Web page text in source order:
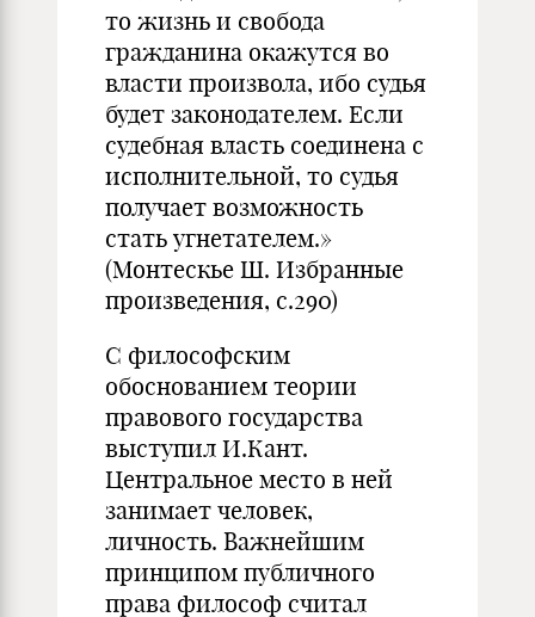
то жизнь и свобода
гражданина окажутся во
власти произвола, ибо судья
будет законодателем. Если
судебная власть соединена с
исполнительной, то судья
получает возможность
стать угнетателем.»
(Монтескье Ш. Избранные
произведения, с.290)
С философским
обоснованием теории
правового государства
выступил И.Кант.
Центральное место в ней
занимает человек,
личность. Важнейшим
прин­­ципом публичного
права философ считал